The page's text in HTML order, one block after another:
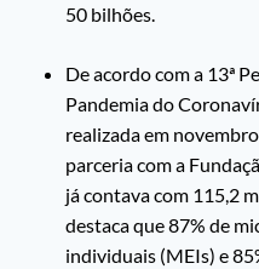
50 bilhões.
De acordo com a 13ª
Pandemia do
realizada em
parceria com a
já contava com 115,2
destaca que 87% de
individuais (MEIs) e